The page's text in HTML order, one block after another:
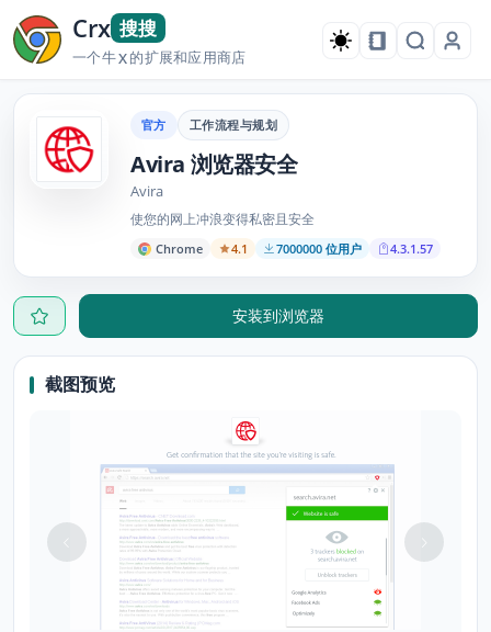
Crx 搜搜
一个牛X的扩展和应用商店
官方 工作流程与规划
Avira 浏览器安全
Avira
使您的网上冲浪变得私密且安全
Chrome 4.1 7000000 位用户 4.3.1.57
安装到浏览器
截图预览